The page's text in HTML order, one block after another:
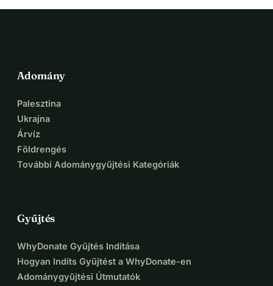
Adomány
Palesztina
Ukrajna
Árvíz
Földrengés
További Adománygyűjtési Kategóriák
Gyűjtés
WhyDonate Gyűjtés Indítása
Hogyan Indíts Gyűjtést a WhyDonate-en
Adománygyűjtési Útmutatók